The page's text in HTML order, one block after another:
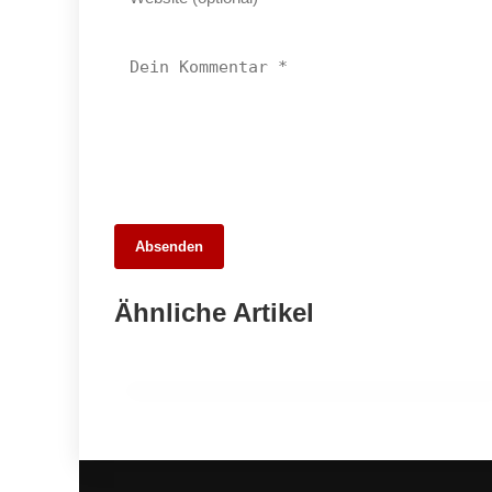
Absenden
Ähnliche Artikel
Die 10 besten Webdesigner und
Agenturen in Stuttgart – Unsere Stadt